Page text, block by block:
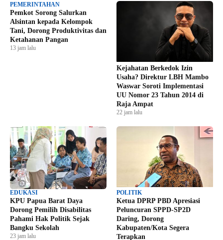
PEMERINTAHAN
Pemkot Sorong Salurkan
Alsintan kepada Kelompok
Tani, Dorong Produktivitas dan
Ketahanan Pangan
13 jam lalu
Kejahatan Berkedok Izin
Usaha? Direktur LBH Mambo
Waswar Soroti Implementasi
UU Nomor 23 Tahun 2014 di
Raja Ampat
22 jam lalu
EDUKASI
KPU Papua Barat Daya
Dorong Pemilih Disabilitas
Pahami Hak Politik Sejak
Bangku Sekolah
23 jam lalu
POLITIK
Ketua DPRP PBD Apresiasi
Peluncuran SPPD-SP2D
Daring, Dorong
Kabupaten/Kota Segera
Terapkan